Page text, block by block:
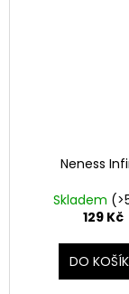
Neness
Skladem
129 Kč
DO